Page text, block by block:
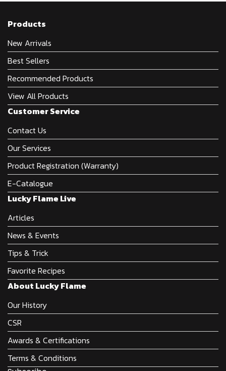
Products
New Arrivals
Best Sellers
Recommended Products
View All Products
Customer Service
Contact Us
Our Services
Product Registration (Warranty)
E-Catalogue
Lucky Flame Live
Articles
News & Events
Tips & Trick
Favorite Recipes
About Lucky Flame
Our History
CSR
Awards & Certifications
Terms & Conditions